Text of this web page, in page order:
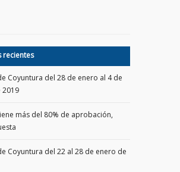
recientes
Coyuntura del 28 de enero al 4 de
más del 80% de aprobación,
Coyuntura del 22 al 28 de enero de